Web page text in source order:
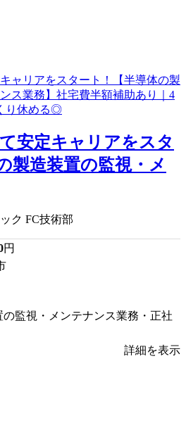
安定キャリアをスタ
製造装置の監視・メ
ク FC技術部
円
監視・メンテナンス業務・正社
詳細を表示